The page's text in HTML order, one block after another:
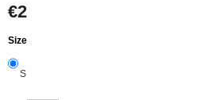
€2
Size
S